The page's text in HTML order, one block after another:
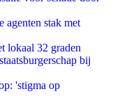
agenten stak met
lokaal 32 graden
bij
'stigma op